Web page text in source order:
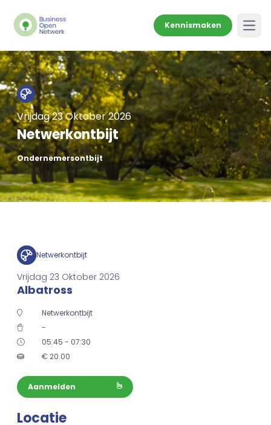
Kennismaken
Vrijdag 23 Oktober 2026
Netwerkontbijt
Ondernemersontbijt
Netwerkontbijt
Vrijdag 23 Oktober 2026
Albatross
Netwerkontbijt
-
05:45 - 07:30
€ 20.00
Aanmelden
Locatie